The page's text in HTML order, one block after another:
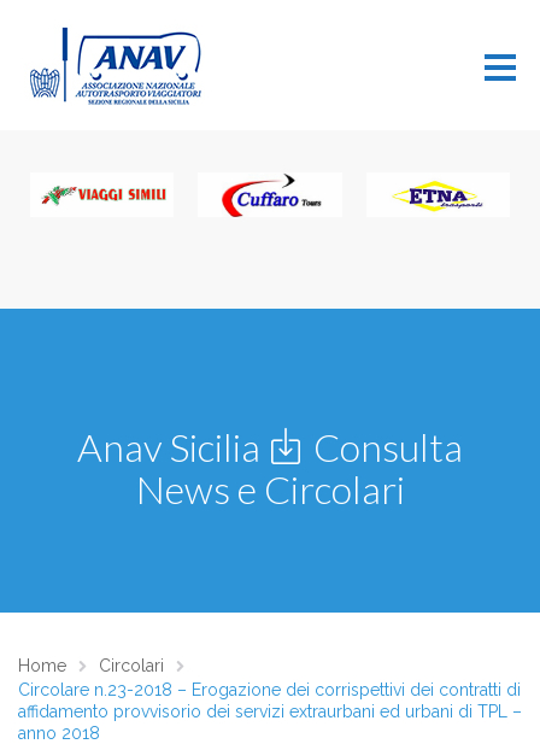
Anav Sicilia
Consulta
News e Circolari
Home
Circolari
Circolare n.23-2018 – Erogazione dei corrispettivi dei contratti di
affidamento provvisorio dei servizi extraurbani ed urbani di TPL –
anno 2018